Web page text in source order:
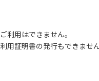
利用はできません。
用証明書の発行もできません